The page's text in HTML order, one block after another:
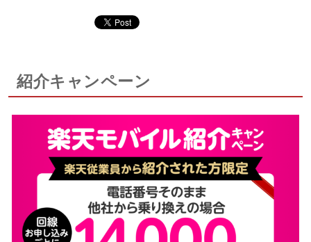
紹介キャンペーン